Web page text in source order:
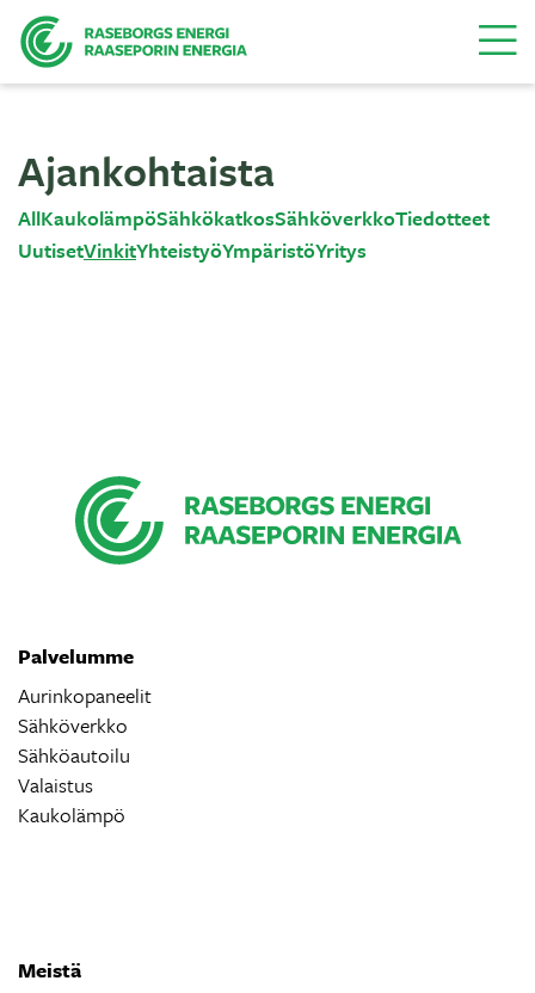
Ajankohtaista
AllKaukolämpöSähkökatkosSähköverkkoTiedotteet
UutisetVinkitYhteistyöYmpäristöYritys
Palvelumme
Aurinkopaneelit
Sähköverkko
Sähköautoilu
Valaistus
Kaukolämpö
Meistä